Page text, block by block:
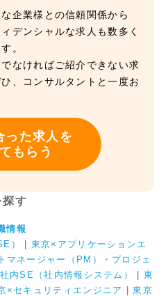
企業様との信頼関係から
デンシャルな求人も数多く
。
なければご紹介できない求
、コンサルタントと一度お
った求人を
もらう
す
情報
）
東京×アプリケーションエ
マネージャー（PM）・プロジェ
内SE（社内情報システム）
東
×セキュリティエンジニア |東京